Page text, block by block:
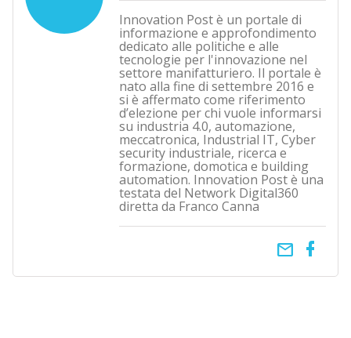
Innovation Post è un portale di
informazione e approfondimento
dedicato alle politiche e alle
tecnologie per l'innovazione nel
settore manifatturiero. Il portale è
nato alla fine di settembre 2016 e
si è affermato come riferimento
d’elezione per chi vuole informarsi
su industria 4.0, automazione,
meccatronica, Industrial IT, Cyber
security industriale, ricerca e
formazione, domotica e building
automation. Innovation Post è una
testata del Network Digital360
diretta da Franco Canna
email